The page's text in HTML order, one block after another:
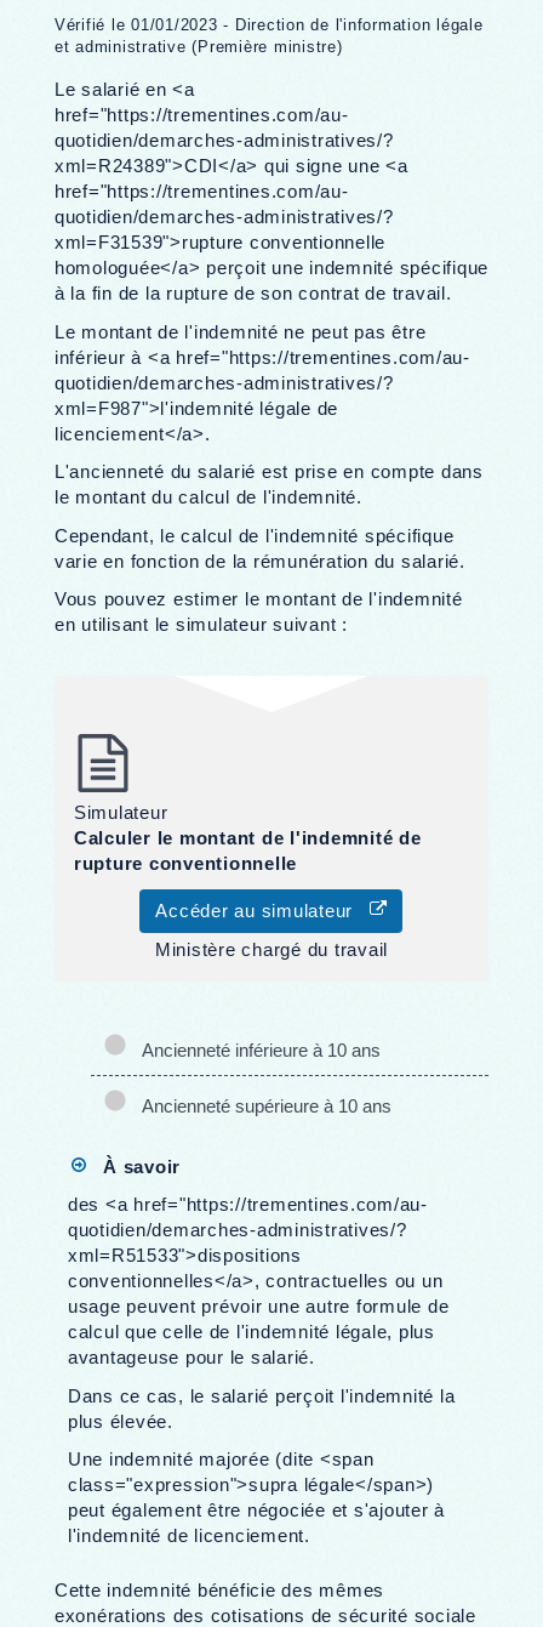
Vérifié le 01/01/2023 - Direction de l'information légale
et administrative (Première ministre)
Le salarié en <a
href="https://trementines.com/au-
quotidien/demarches-administratives/?
xml=R24389">CDI</a> qui signe une <a
href="https://trementines.com/au-
quotidien/demarches-administratives/?
xml=F31539">rupture conventionnelle
homologuée</a> perçoit une indemnité spécifique
à la fin de la rupture de son contrat de travail.
Le montant de l'indemnité ne peut pas être
inférieur à <a href="https://trementines.com/au-
quotidien/demarches-administratives/?
xml=F987">l'indemnité légale de
licenciement</a>.
L'ancienneté du salarié est prise en compte dans
le montant du calcul de l'indemnité.
Cependant, le calcul de l'indemnité spécifique
varie en fonction de la rémunération du salarié.
Vous pouvez estimer le montant de l'indemnité
en utilisant le simulateur suivant :
Simulateur
Calculer le montant de l'indemnité de
rupture conventionnelle
Accéder au simulateur
Ministère chargé du travail
Ancienneté inférieure à 10 ans
Ancienneté supérieure à 10 ans
À savoir
des <a href="https://trementines.com/au-
quotidien/demarches-administratives/?
xml=R51533">dispositions
conventionnelles</a>, contractuelles ou un
usage peuvent prévoir une autre formule de
calcul que celle de l'indemnité légale, plus
avantageuse pour le salarié.
Dans ce cas, le salarié perçoit l'indemnité la
plus élevée.
Une indemnité majorée (dite <span
class="expression">supra légale</span>)
peut également être négociée et s'ajouter à
l'indemnité de licenciement.
Cette indemnité bénéficie des mêmes
exonérations des cotisations de sécurité sociale